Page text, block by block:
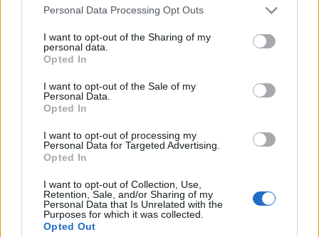
Please note that this website/app uses one or more Google
not limited to your visit or usage behaviour. You may click to
grant or deny consent to Google and its third-party tags to
use your data for below specified purposes in below Google
consent section.
Personal Data Processing Opt Outs
I want to opt-out of the Sharing of my
personal data.
Opted In
I want to opt-out of the Sale of my
Personal Data.
Opted In
I want to opt-out of processing my
Personal Data for Targeted Advertising.
Opted In
I want to opt-out of Collection, Use,
Retention, Sale, and/or Sharing of my
Personal Data that Is Unrelated with the
Purposes for which it was collected.
Opted Out
nyílik Malgorzata Chomicz lengyel grafikusművész
alkotásaiból a Kapos Art Galériában, és a felelős
állattartás jegyében ötödik alkalommal rendezik
meg a Kaposvári Szuper-eb Fesztivált a volt MHSZ-
megismerkedhetnek Somogy népművészetével, a
honfoglalás időszakának és a középkornak az
Rippl-Rónai Múzeum múzeumpedagógiai
foglalkozásaiba.